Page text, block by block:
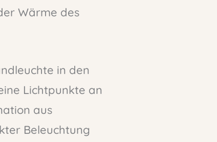
Wärme des
in den
Lichtpunkte an
aus
Beleuchtung